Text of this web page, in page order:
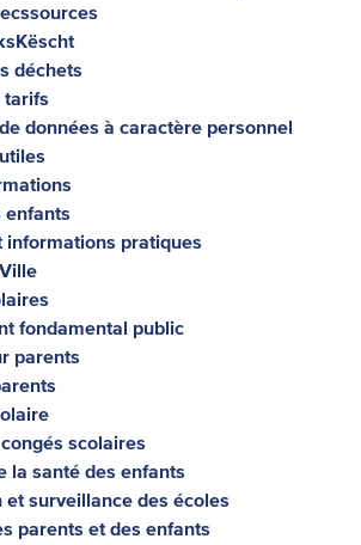
déchets
tarifs
données à caractère personnel
enfants
informations pratiques
fondamental public
parents
scolaires
la santé des enfants
et surveillance des écoles
parents et des enfants